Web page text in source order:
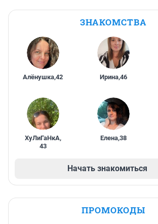
ЗНАКОМСТВА
Алёнушка,42 Ирина,46
ХуЛиГаНкА,
43
Елена,38
Начать знакомиться
ПРОМОКОДЫ